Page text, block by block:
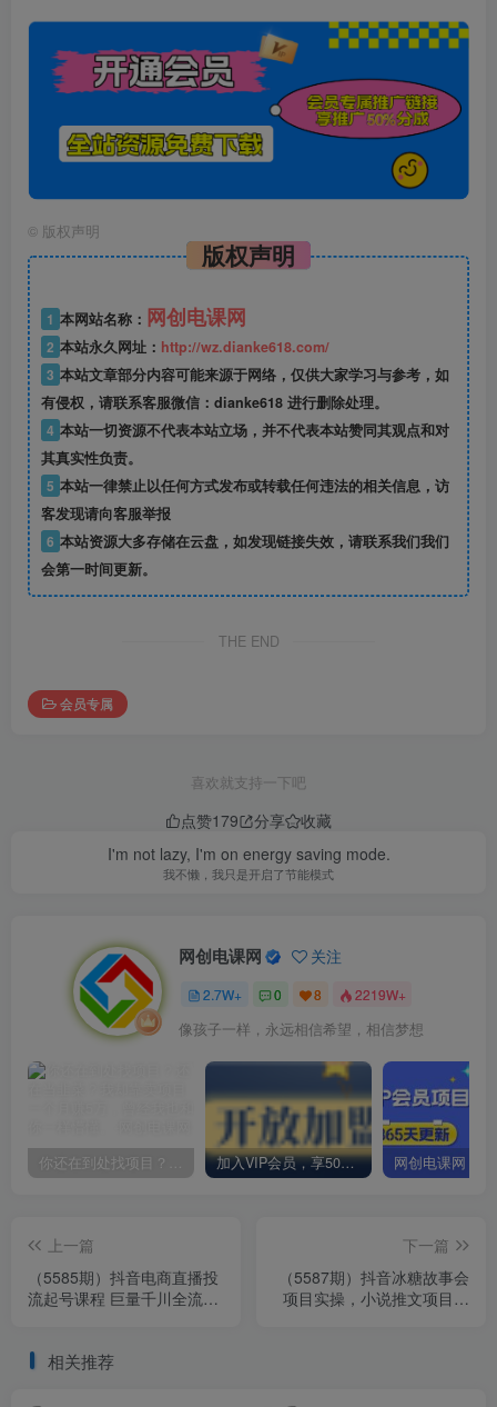
© 版权声明
版权声明
1 本网站名称： 网创电课网
2 本站永久网址： http://wz.dianke618.com/
3 本站文章部分内容可能来源于网络，仅供大家学习与参考，如
有侵权，请联系客服微信：dianke618 进行删除处理。
4 本站一切资源不代表本站立场，并不代表本站赞同其观点和对
其真实性负责。
5 本站一律禁止以任何方式发布或转载任何违法的相关信息，访
客发现请向客服举报
6 本站资源大多存储在云盘，如发现链接失效，请联系我们我们
会第一时间更新。
THE END
会员专属
喜欢就支持一下吧
点赞179 分享
收藏
I'm not lazy, I'm on energy saving mode.
我不懒，我只是开启了节能模式
网创电课网 关注
2.7W+ 0 8 2219W+
像孩子一样，永远相信希望，相信梦想
加入VIP会员，享50%的推广提成，免费学习多种网上创业课程，菜鸟秒变大神！
上一篇
（5585期）抖音电商直播投
流起号课程 巨量千川全流程
下一篇
（5587期）抖音冰糖故事会
项目实操，小说推文项目实
相关推荐